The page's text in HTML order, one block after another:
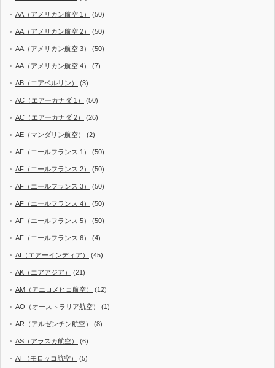
AA（アメリカン航空 1） (50)
AA（アメリカン航空 2） (50)
AA（アメリカン航空 3） (50)
AA（アメリカン航空 4） (7)
AB（エアベルリン） (3)
AC（エアーカナダ 1） (50)
AC（エアーカナダ 2） (26)
AE（マンダリン航空） (2)
AF（エールフランス 1） (50)
AF（エールフランス 2） (50)
AF（エールフランス 3） (50)
AF（エールフランス 4） (50)
AF（エールフランス 5） (50)
AF（エールフランス 6） (4)
AI（エアーインディア） (45)
AK（エアアジア） (21)
AM（アエロメヒコ航空） (12)
AO（オーストラリア航空） (1)
AR（アルゼンチン航空） (8)
AS（アラスカ航空） (6)
AT（モロッコ航空） (5)